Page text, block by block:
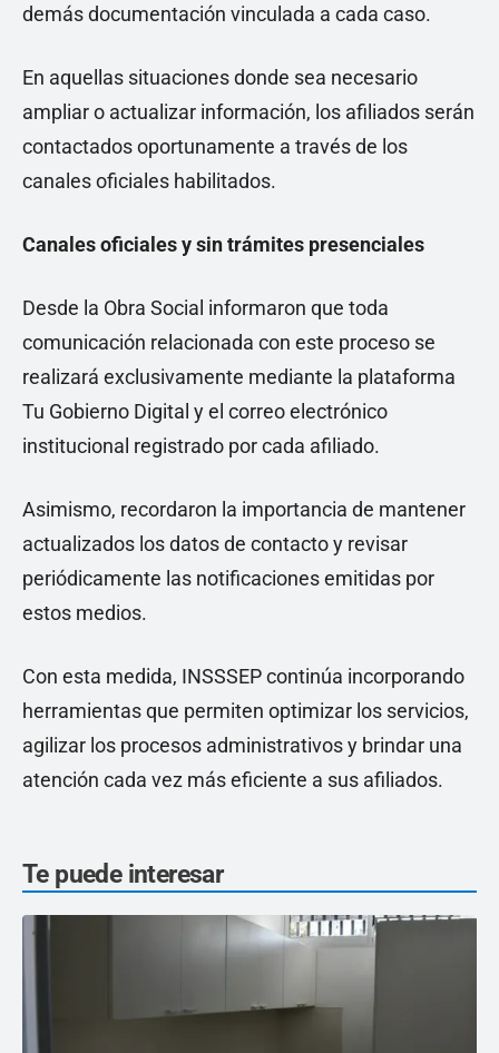
demás documentación vinculada a cada caso.
En aquellas situaciones donde sea necesario
ampliar o actualizar información, los afiliados serán
contactados oportunamente a través de los
canales oficiales habilitados.
Canales oficiales y sin trámites presenciales
Desde la Obra Social informaron que toda
comunicación relacionada con este proceso se
realizará exclusivamente mediante la plataforma
Tu Gobierno Digital y el correo electrónico
institucional registrado por cada afiliado.
Asimismo, recordaron la importancia de mantener
actualizados los datos de contacto y revisar
periódicamente las notificaciones emitidas por
estos medios.
Con esta medida, INSSSEP continúa incorporando
herramientas que permiten optimizar los servicios,
agilizar los procesos administrativos y brindar una
atención cada vez más eficiente a sus afiliados.
Te puede interesar